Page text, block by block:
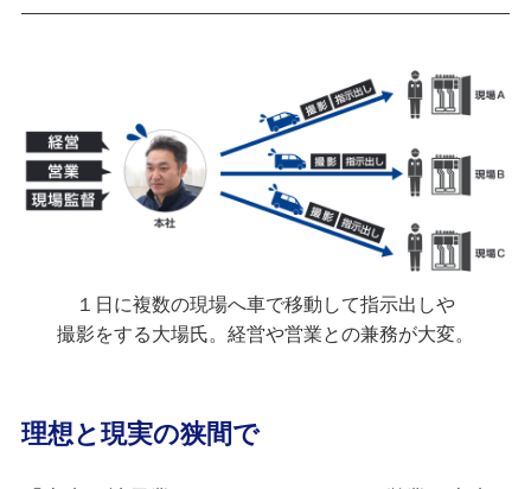
１日に複数の現場へ車で移動して指示出しや
撮影をする大場氏。経営や営業との兼務が大変。
理想と現実の狭間で